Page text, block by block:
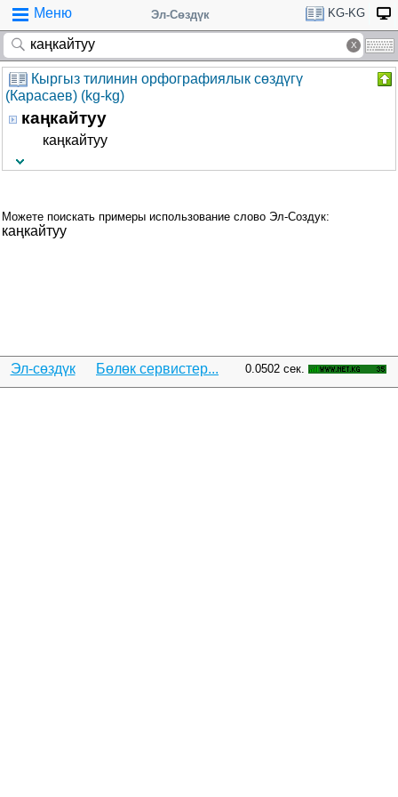
Меню Эл-Сөздүк KG-KG
Кыргыз тилинин орфографиялык сөздүгү
(Карасаев) (kg-kg)
каңкайтуу
каңкайтуу
Можете поискать примеры использование слово Эл-Создук:
каңкайтуу
Эл-сөздүк Бөлөк сервистер... 0.0502 сек.